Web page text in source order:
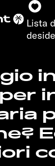
Lista
il